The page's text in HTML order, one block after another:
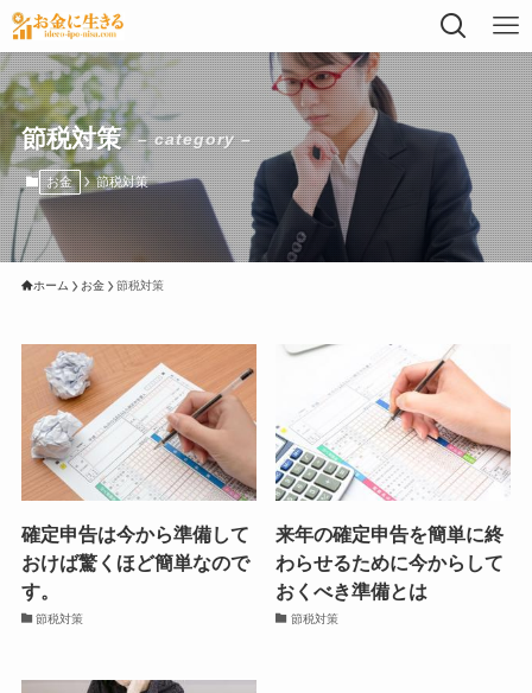
節税対策 – category –
お金 節税対策
ホーム お金 節税対策
確定申告は今から準備して
おけば驚くほど簡単なので
す。
節税対策
来年の確定申告を簡単に終
わらせるために今からして
おくべき準備とは
節税対策